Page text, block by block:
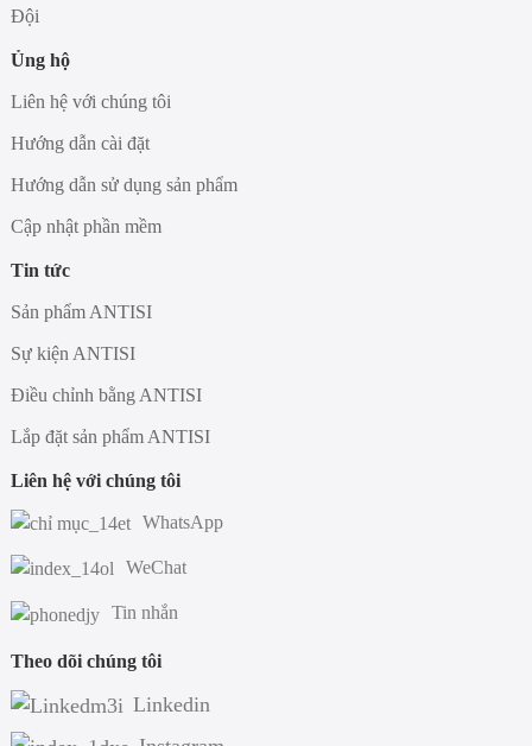
Đội
Ủng hộ
Liên hệ với chúng tôi
Hướng dẫn cài đặt
Hướng dẫn sử dụng sản phẩm
Cập nhật phần mềm
Tin tức
Sản phẩm ANTISI
Sự kiện ANTISI
Điều chỉnh bằng ANTISI
Lắp đặt sản phẩm ANTISI
Liên hệ với chúng tôi
WhatsApp
WeChat
Tin nhắn
Theo dõi chúng tôi
Linkedin